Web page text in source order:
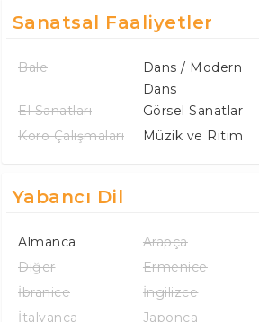
Sanatsal Faaliyetler
Bale
Dans / Modern
Dans
El Sanatları Görsel Sanatlar
Koro Çalışmaları
Müzik ve Ritim
Yabancı Dil
Almanca Arapça
Diğer
Ermenice
İbranice
İngilizce
İtalyanca
Japonca